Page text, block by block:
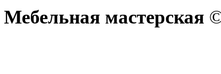
Мебельная мастерская